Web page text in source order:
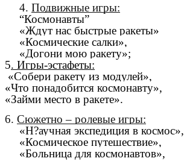
4. Подвижные игры:
“Космонавты”
«Ждут нас быстрые ракеты»
«Космические салки»,
«Догони мою ракету»;
5. Игры-эстафеты:
«Собери ракету из модулей»,
«Что понадобится космонавту»,
«Займи место в ракете».
6. Сюжетно – ролевые игры:
«Н?аучная экспедиция в космос»,
«Космическое путешествие»,
«Больница для космонавтов»,